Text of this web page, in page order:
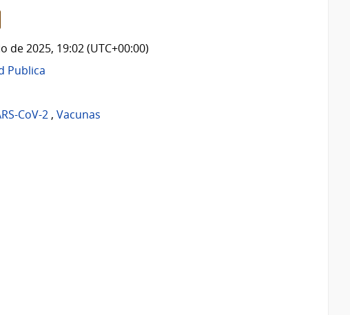
de 2025, 19:02 (UTC+00:00)
Publica
CoV-2, Vacunas